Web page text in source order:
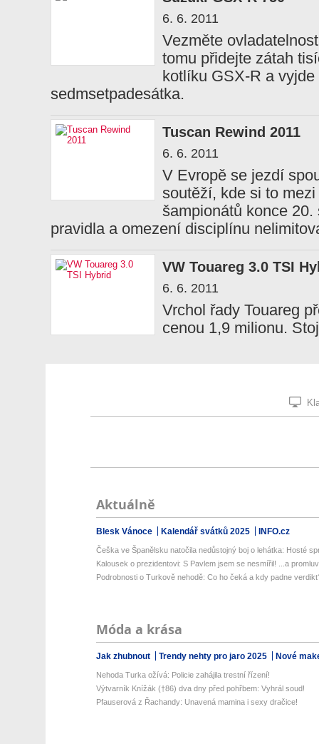
6. 6. 2011
Vezměte
tomu přidejte zátah
kotlíku GSX-R a
sedmsetpadesátka.
Tuscan Rewind 2011
6. 6. 2011
V Evropě se jezdí
soutěží, kde si to
šampionátů konce
pravidla a omezení disciplínu
VW Touareg 3.0 TSI
6. 6. 2011
Vrchol řady Touareg
cenou 1,9 milionu.
Aktuálně
Blesk Vánoce Kalendář svátků 2025 INFO.cz
Češka ve Španělsku natočila nedůstojný boj o lehátka: Hosté
Kalousek o prezidentovi: S Pavlem jsem se nesmířil! ...a
Podrobnosti o Turkově nehodě: Co ho čeká a kdy padne
Móda a krása
Jak zhubnout Trendy nehty pro jaro 2025 Nové
Nehoda Turka ožívá: Policie zahájila trestní řízení!
Výtvarník Knížák (†86) dva dny před pohřbem: Vyhrál soud!
Pfauserová z Řachandy: Unavená mamina i sexy dračice!